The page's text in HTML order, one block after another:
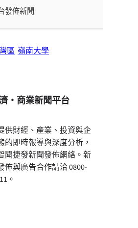
發佈新聞
區 嶺南大學
・商業新聞平台
供財經、產業、投資與企
的即時報導與深度分析，
聞捷發新聞發佈網絡。新
佈與廣告合作請洽 0800-
。